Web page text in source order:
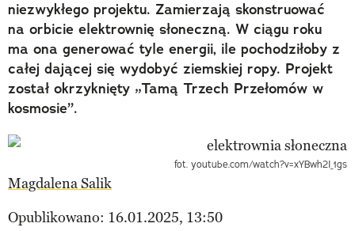
niezwykłego projektu. Zamierzają skonstruować
na orbicie elektrownię słoneczną. W ciągu roku
ma ona generować tyle energii, ile pochodziłoby z
całej dającej się wydobyć ziemskiej ropy. Projekt
został okrzyknięty „Tamą Trzech Przełomów w
kosmosie”.
fot. youtube.com/watch?v=xYBwh2I_1gs
Magdalena Salik
Opublikowano: 16.01.2025, 13:50